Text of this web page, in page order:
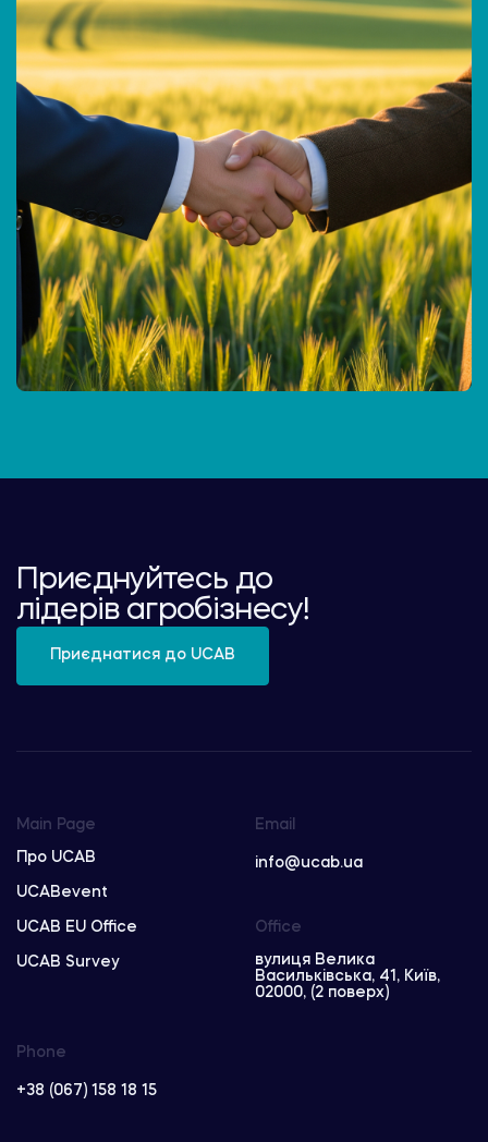
Приєднуйтесь до
лідерів агробізнесу!
Приєднатися до UCAB
Main Page
Про UCAB
UCABevent
UCAB EU Office
UCAB Survey
Email
info@ucab.ua
Phone
+38 (067) 158 18 15
Office
вулиця Велика
Васильківська, 41, Київ,
02000, (2 поверх)